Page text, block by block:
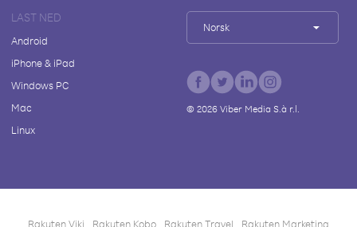
LAST NED
Android
iPhone & iPad
Windows PC
Mac
Linux
Norsk
© 2026Viber Media S.à r.l.
Rakuten Viki Rakuten Kobo Rakuten Travel Rakuten Marketing